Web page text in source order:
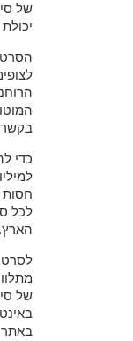
של
הסרט
בקשר
כדי
חסות
לכל
הארץ.
של
באתר